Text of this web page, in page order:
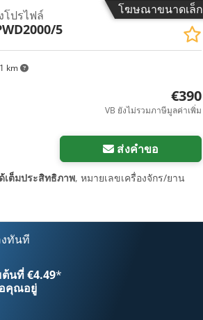
โฆษณาขนาดเล็ก
km
โปรไฟล์
5
€390
VB ยังไม่รวมภาษีมูลค่าเพิ่ม
ส่งคำขอ
เต็มประสิทธิภาพ, หมายเลขเครื่องจักร/ยาน
ทันที
นที่ €4.49*
คุณอยู่